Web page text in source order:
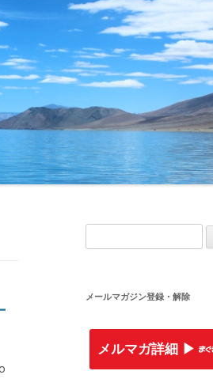
メールマガジン登録・解除
メルマガ詳細 ▶︎